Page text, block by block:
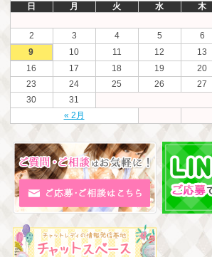
日
月 火 水 木
« 2月
2
3 4 5 6
9
10 11 12 13
16
17 18 19 20
23
24 25 26 27
30
31